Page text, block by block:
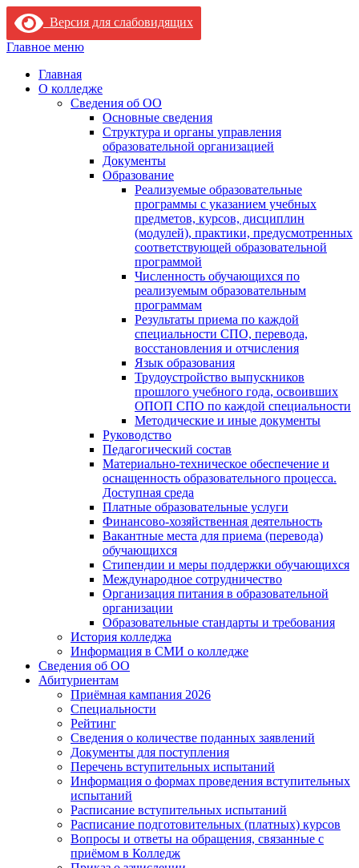
Версия для слабовидящих
Skip
content
Главное меню
Главная
О колледже
Сведения об ОО
Основные сведения
Структура и органы управления
образовательной организацией
Документы
Образование
Реализуемые образовательные
программы с указанием учебных
предметов, курсов, дисциплин
(модулей), практики, предусмотренных
соответствующей образовательной
программой
Численность обучающихся по
реализуемым образовательным
программам
Результаты приема по каждой
специальности СПО, перевода,
восстановления и отчисления
Язык образования
Трудоустройство выпускников
прошлого учебного года, освоивших
ОПОП СПО по каждой специальности
Методические и иные документы
Руководство
Педагогический состав
Материально-техническое обеспечение и
оснащенность образовательного процесса.
Доступная среда
Платные образовательные услуги
Финансово-хозяйственная деятельность
Вакантные места для приема (перевода)
обучающихся
Стипендии и меры поддержки обучающихся
Международное сотрудничество
Организация питания в образовательной
организации
Образовательные стандарты и требования
История колледжа
Информация в СМИ о колледже
Сведения об ОО
Абитуриентам
Приёмная кампания 2026
Специальности
Рейтинг
Сведения о количестве поданных заявлений
Документы для поступления
Перечень вступительных испытаний
Информация о формах проведения вступительных
испытаний
Расписание вступительных испытаний
Расписание подготовительных (платных) курсов
Вопросы и ответы на обращения, связанные с
приёмом в Колледж